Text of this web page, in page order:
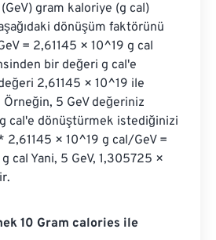
gram kaloriye (g cal)
dönüşüm faktörünü
= 2,61145 × 10^19 g cal
bir değeri g cal'e
2,61145 × 10^19 ile
5 GeV değeriniz
cal'e dönüştürmek istediğinizi
2,61145 × 10^19 g cal/GeV =
cal Yani, 5 GeV, 1,305725 ×
10 Gram calories ile